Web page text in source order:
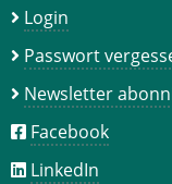
Login
Passwort
Newsletter
Facebook
LinkedIn